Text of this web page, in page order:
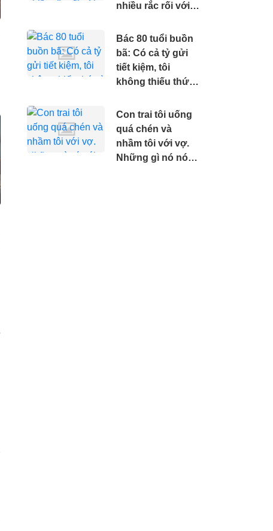
nhiều rắc rối với
Bác 80 tuổi buồn
bã: Có cả tỷ gửi
tiết kiệm, tôi
không thiếu thứ
muốn mình sớm
ra đi.
Con trai tôi uống
quá chén và
nhầm tôi với vợ.
Những gì nó nói